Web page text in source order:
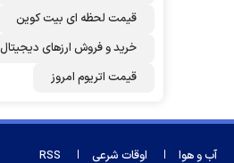
قیمت لحظه ای بیت کوین
خرید و فروش ارزهای دیجیتال
قیمت اتریوم امروز
آب و هوا اوقات شرعی RSS